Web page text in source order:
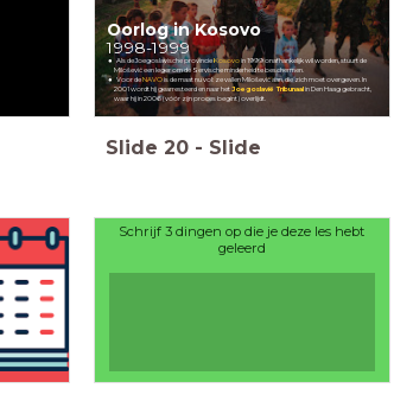
Oorlog in Kosovo
1998-1999
Als de Joegoslavische provincieKosovoin 1999 onafhankelijk wil worden, stuurt de
Milošević een leger om de Servische minderheid te beschermen.
Voor deNAVOis de maat nu vol: ze vallen Milošević aan, die zich moet overgeven. In
2001 wordt hij gearresteerd en naar hetJoegoslavië Tribunaalin Den Haag gebracht,
waar hij in 2006 (vóór zijn proces begint) overlijdt.
Slide 20 - Slide
Schrijf 3 dingen op die je deze les hebt
geleerd